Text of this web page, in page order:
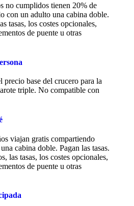
no cumplidos tienen 20% de
con un adulto una cabina doble.
tasas, los costes opcionales,
de puente u otras
precio base del crucero para la
triple. No compatible con
viajan gratis compartiendo
cabina doble. Pagan las tasas.
las tasas, los costes opcionales,
de puente u otras